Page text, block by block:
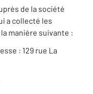
de la société
a collecté les
manière suivante :
: 129 rue La